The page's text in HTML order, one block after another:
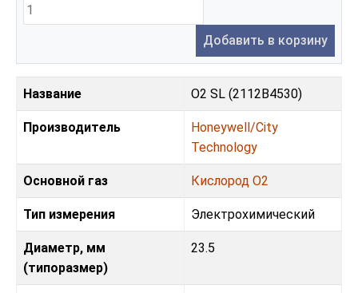
Добавить в корзину
Название O2 SL (2112B4530)
Производитель
Honeywell/City
Technology
Основной газ Кислород O2
Тип измерения Электрохимический
Диаметр, мм
(типоразмер)
23.5